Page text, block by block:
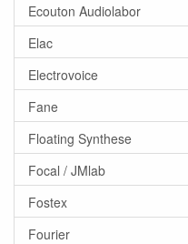
Ecouton Audiolabor
Elac
Electrovoice
Fane
Floating Synthese
Focal / JMlab
Fostex
Fourier